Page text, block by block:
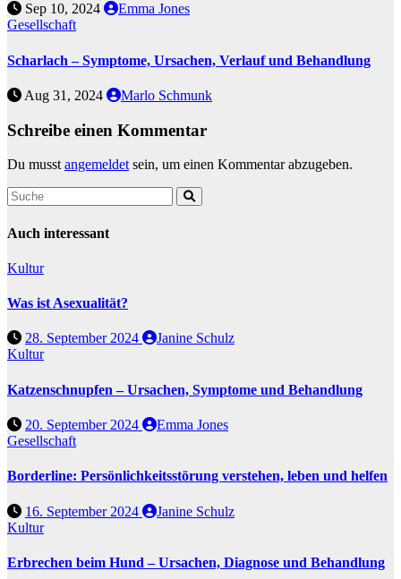
Sep 10, 2024
Emma Jones
Gesellschaft
Scharlach – Symptome, Ursachen, Verlauf und Behandlung
Aug 31, 2024 Marlo Schmunk
Schreibe einen Kommentar
Du musst angemeldet sein, um einen Kommentar abzugeben.
Auch interessant
Kultur
Was ist Asexualität?
28. September 2024
Janine Schulz
Kultur
Katzenschnupfen – Ursachen, Symptome und Behandlung
20. September 2024
Emma Jones
Gesellschaft
Borderline: Persönlichkeitsstörung verstehen, leben und helfen
16. September 2024
Janine Schulz
Kultur
Erbrechen beim Hund – Ursachen, Diagnose und Behandlung